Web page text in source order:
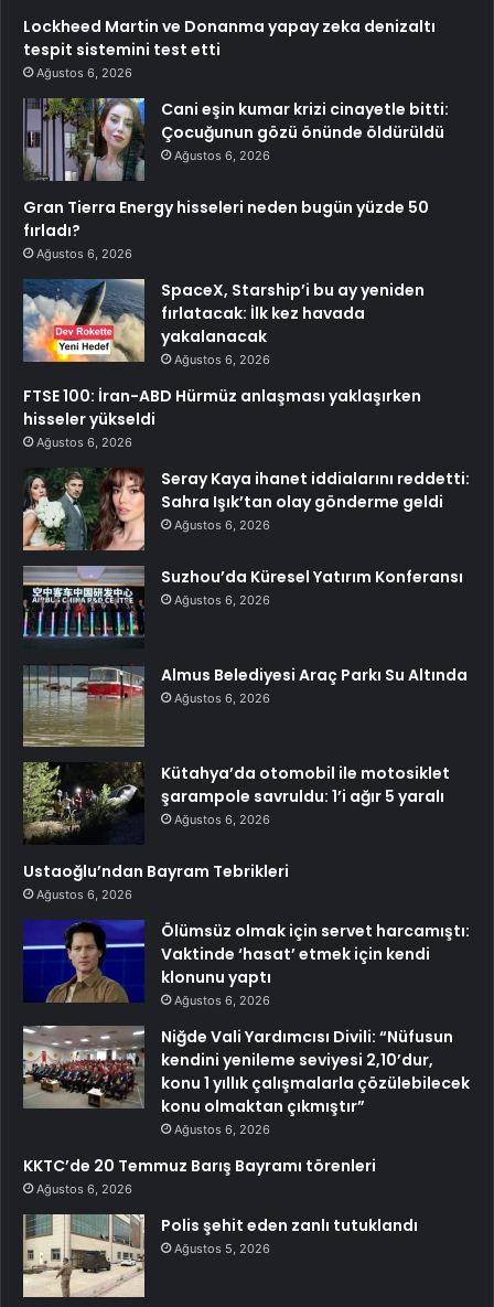
Lockheed Martin ve Donanma yapay zeka denizaltı
tespit sistemini test etti
Ağustos 6, 2026
Cani eşin kumar krizi cinayetle bitti:
Çocuğunun gözü önünde öldürüldü
Ağustos 6, 2026
Gran Tierra Energy hisseleri neden bugün yüzde 50
fırladı?
Ağustos 6, 2026
SpaceX, Starship’i bu ay yeniden
fırlatacak: İlk kez havada
yakalanacak
Ağustos 6, 2026
FTSE 100: İran-ABD Hürmüz anlaşması yaklaşırken
hisseler yükseldi
Ağustos 6, 2026
Seray Kaya ihanet iddialarını reddetti:
Sahra Işık’tan olay gönderme geldi
Ağustos 6, 2026
Suzhou’da Küresel Yatırım Konferansı
Ağustos 6, 2026
Almus Belediyesi Araç Parkı Su Altında
Ağustos 6, 2026
Kütahya’da otomobil ile motosiklet
şarampole savruldu: 1’i ağır 5 yaralı
Ağustos 6, 2026
Ustaoğlu’ndan Bayram Tebrikleri
Ağustos 6, 2026
Ölümsüz olmak için servet harcamıştı:
Vaktinde ‘hasat’ etmek için kendi
klonunu yaptı
Ağustos 6, 2026
Niğde Vali Yardımcısı Divili: “Nüfusun
kendini yenileme seviyesi 2,10’dur,
konu 1 yıllık çalışmalarla çözülebilecek
konu olmaktan çıkmıştır”
Ağustos 6, 2026
KKTC’de 20 Temmuz Barış Bayramı törenleri
Ağustos 6, 2026
Polis şehit eden zanlı tutuklandı
Ağustos 5, 2026